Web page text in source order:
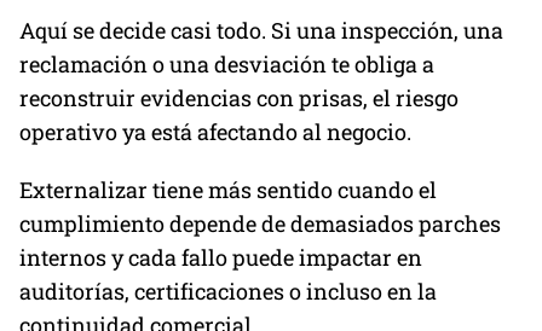
Aquí se decide casi todo. Si una inspección, una
reclamación o una desviación te obliga a
reconstruir evidencias con prisas, el riesgo
operativo ya está afectando al negocio.
Externalizar tiene más sentido cuando el
cumplimiento depende de demasiados parches
internos y cada fallo puede impactar en
auditorías, certificaciones o incluso en la
continuidad comercial.